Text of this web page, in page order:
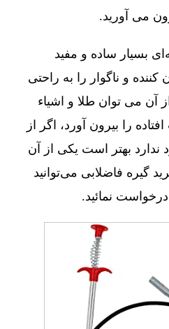
می آورید.
بسیار ساده و مفید
و ناگوار را به راحتی
آن می توان طلا و اشیاء
را بیرون آورد، اگر از
ندارد بهتر است یکی از آن
گیره فاضلابی می‌توانید
نمائید.